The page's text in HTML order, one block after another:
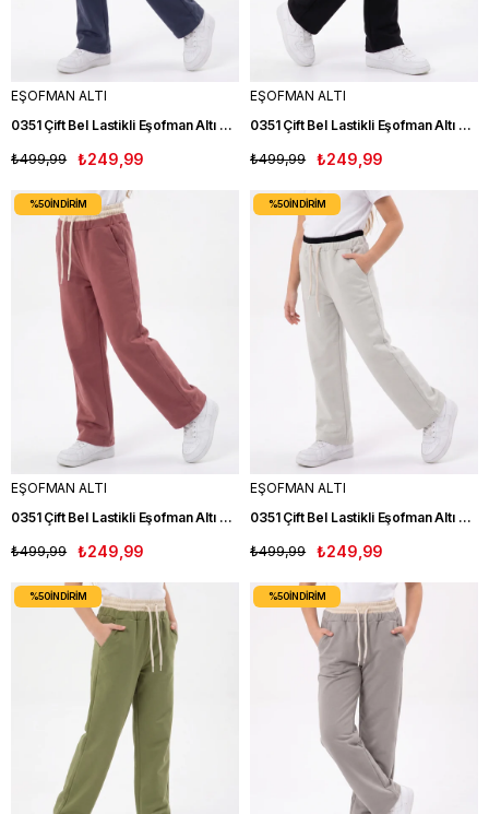
EŞOFMAN ALTI
0351 Çift Bel Lastikli Eşofman Altı LACIVERT
₺249,99
₺499,99
EŞOFMAN ALTI
0351 Çift Bel Lastikli Eşofman Altı SİYAH
₺249,99
₺499,99
EŞOFMAN ALTI
0351 Çift Bel Lastikli Eşofman Altı PEMBE
₺249,99
₺499,99
%50İNDIRIM
EŞOFMAN ALTI
0351 Çift Bel Lastikli Eşofman Altı TAŞ
₺249,99
₺499,99
%50İNDIRIM
%50İNDIRIM %50İNDIRIM